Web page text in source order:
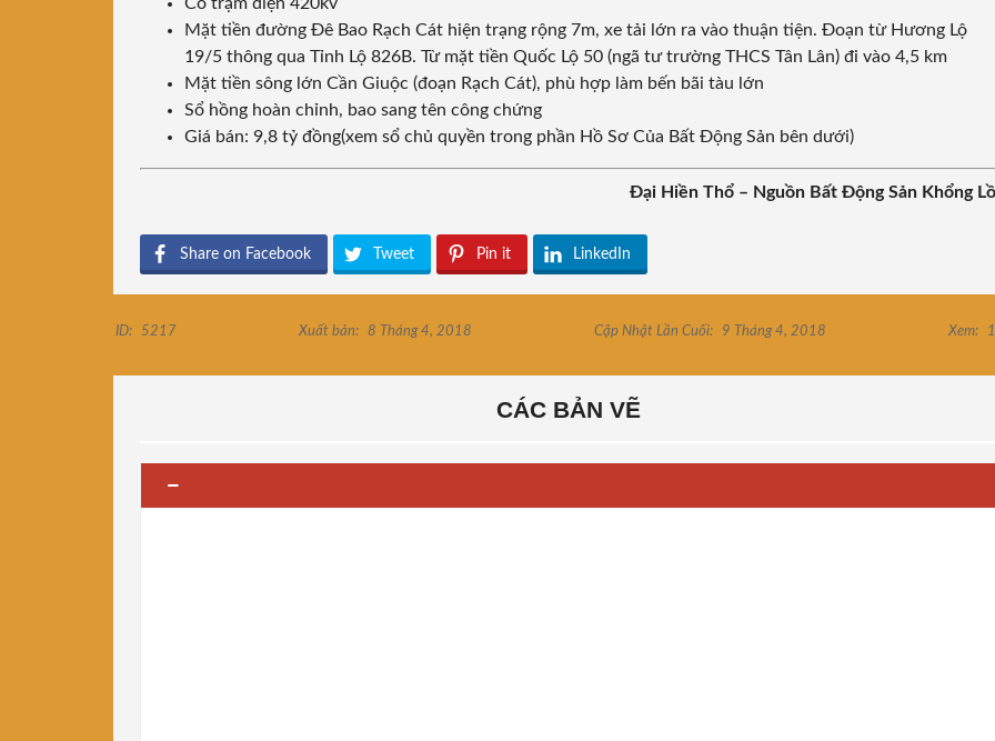
Có trạm điện 420kv
Mặt tiền đường Đê Bao Rạch Cát hiện trạng rộng 7m, xe tải lớn ra vào thuận tiện. Đoạn từ Hương Lộ
19/5 thông qua Tỉnh Lộ 826B. Từ mặt tiền Quốc Lộ 50 (ngã tư trường THCS Tân Lân) đi vào 4,5 km
Mặt tiền sông lớn Cần Giuộc (đoạn Rạch Cát), phù hợp làm bến bãi tàu lớn
Sổ hồng hoàn chỉnh, bao sang tên công chứng
Giá bán: 9,8 tỷ đồng(xem sổ chủ quyền trong phần Hồ Sơ Của Bất Động Sản bên dưới)
Đại Hiền Thổ – Nguồn Bất Động Sản Khổng Lồ
Share on Facebook Tweet Pin it LinkedIn
ID: 5217 Xuất bản: 8 Tháng 4, 2018 Cập Nhật Lần Cuối: 9 Tháng 4, 2018 Xem:
CÁC BẢN VẼ